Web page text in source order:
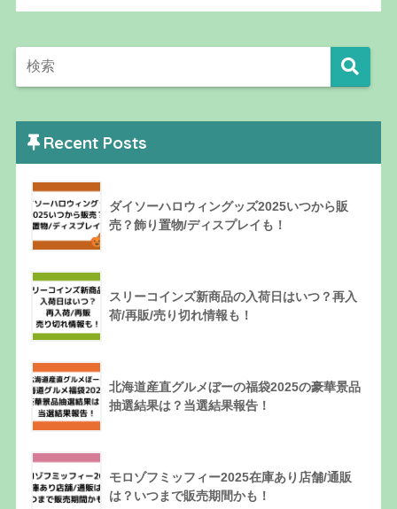
Recent Posts
ダイソーハロウィングッズ2025いつから販
売？飾り置物/ディスプレイも！
スリーコインズ新商品の入荷日はいつ？再入
荷/再販/売り切れ情報も！
北海道産直グルメぼーの福袋2025の豪華景品
抽選結果は？当選結果報告！
モロゾフミッフィー2025在庫あり店舗/通販
は？いつまで販売期間かも！